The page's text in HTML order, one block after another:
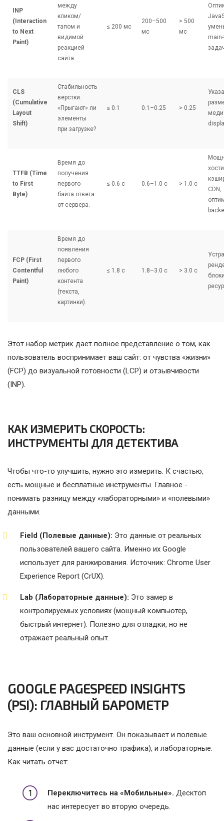
INP
(Interaction
to Next
Paint)
между
кликом/
тапом и
видимой
реакцией
сайта.
≤ 200 мс
200–500
мс
> 500
мс
CLS
(Cumulative
Layout
Shift)
Стабильность
верстки.
«Прыгают» ли
элементы
при загрузке?
≤ 0.1 0.1–0.25 > 0.25
TTFB (Time
to First
Byte)
Время до
получения
первого
байта ответа
от сервера.
≤ 0.6 с 0.6–1.0 с > 1.0 с
CDN,
FCP (First
Contentful
Paint)
Время до
появления
первого
любого
контента
(текста,
картинки).
≤ 1.8 с 1.8–3.0 с > 3.0 с
Этот набор метрик дает полное представление о том, как
пользователь воспринимает ваш сайт: от чувства «жизни»
(FCP) до визуальной готовности (LCP) и отзывчивости
(INP).
КАК ИЗМЕРИТЬ СКОРОСТЬ:
ИНСТРУМЕНТЫ ДЛЯ ДЕТЕКТИВА
Чтобы что-то улучшить, нужно это измерить. К счастью,
есть мощные и бесплатные инструменты. Главное -
понимать разницу между «лабораторными» и «полевыми»
данными.
Field (Полевые данные): Это данные от реальных
пользователей вашего сайта. Именно их Google
использует для ранжирования. Источник: Chrome User
Experience Report (CrUX).
Lab (Лабораторные данные): Это замер в
контролируемых условиях (мощный компьютер,
быстрый интернет). Полезно для отладки, но не
отражает реальный опыт.
GOOGLE PAGESPEED INSIGHTS
(PSI): ГЛАВНЫЙ БАРОМЕТР
Это ваш основной инструмент. Он показывает и полевые
данные (если у вас достаточно трафика), и лабораторные.
Как читать отчет:
Переключитесь на «Мобильные». Десктоп
нас интересует во вторую очередь.